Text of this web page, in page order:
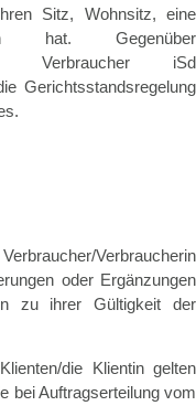
Sitz, Wohnsitz, eine
hat. Gegenüber
die Verbraucher iSd
Gerichtsstandsregelung
Verbraucherin
oder Ergänzungen
zu ihrer Gültigkeit der
die Klientin gelten
bei Auftragserteilung vom